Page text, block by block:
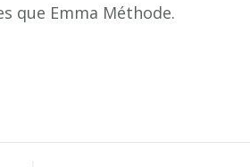
que Emma Méthode.